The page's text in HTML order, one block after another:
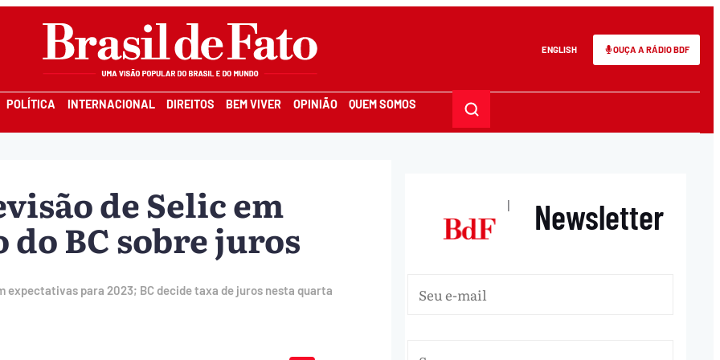
ENGLISH OUÇA A RÁDIO BDF
POLÍTICA INTERNACIONAL DIREITOS BEM VIVER OPINIÃO QUEM SOMOS
de Selic em
BC sobre juros
para 2023; BC decide taxa de juros nesta quarta
| Newsletter